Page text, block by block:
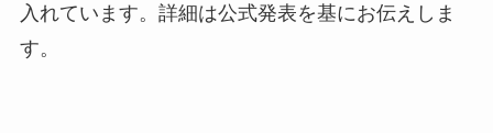
入れています。詳細は公式発表を基にお伝えしま
す。